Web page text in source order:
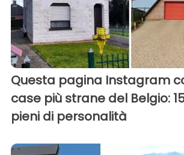
Questa pagina Instagram
case più strane del Belgio:
pieni di personalità